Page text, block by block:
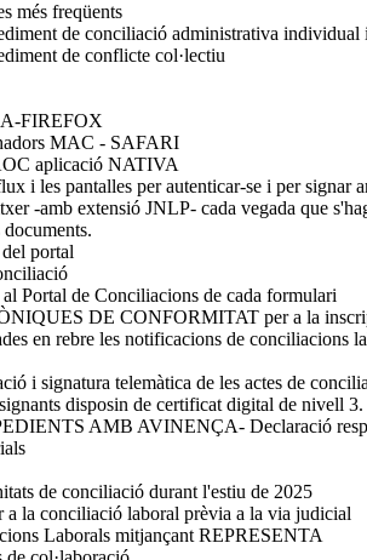
més freqüents
de conciliació administrativa individual
de conflicte col·lectiu
FIREFOX
MAC - SAFARI
aplicació NATIVA
i les pantalles per autenticar-se i per signar
-amb extensió JNLP- cada vegada que
portal
Portal de Conciliacions de cada formulari
DE CONFORMITAT per a la
en rebre les notificacions de conciliacions
i signatura telemàtica de les actes de
disposin de certificat digital de nivell 3.
AMB AVINENÇA- Declaració
de conciliació durant l'estiu de 2025
a la conciliació laboral prèvia a la via judicial
Laborals mitjançant REPRESENTA